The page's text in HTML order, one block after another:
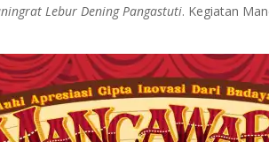
Lebur Dening Pangastuti. Kegiatan